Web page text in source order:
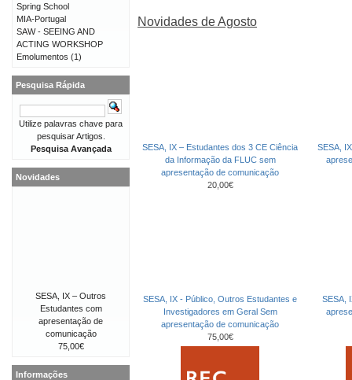
Novidades de Agosto
SESA, IX – Estudantes dos 3 CE Ciência
da Informação da FLUC sem
apresentação de comunicação
20,00€
SESA,
SESA, IX - Público, Outros Estudantes e
Investigadores em Geral Sem
apresentação de comunicação
75,00€
SESA,
Spring School
MIA-Portugal
SAW - SEEING AND
ACTING WORKSHOP
Emolumentos (1)
Pesquisa Rápida
Utilize palavras chave para
pesquisar Artigos.
Pesquisa Avançada
Novidades
SESA, IX – Outros
Estudantes com
apresentação de
comunicação
75,00€
Informações